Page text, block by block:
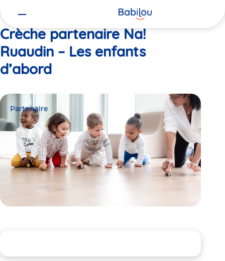
Crèche partenaire Na!
Ruaudin – Les enfants
d’abord
Partenaire